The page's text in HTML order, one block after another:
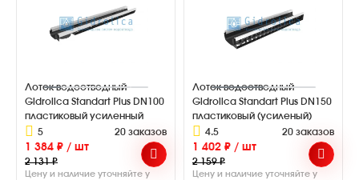
Лоток водоотводный
Gidrolica Standart Plus DN100
пластиковый усиленный
5
20 заказов
1 384 ₽ / шт
2 131 ₽
Цену и наличие уточняйте у
Лоток водоотводный
Gidrolica Standart Plus DN150
пластиковый (усиленый)
4.5
20 заказов
1 402 ₽ / шт
2 159 ₽
Цену и наличие уточняйте у